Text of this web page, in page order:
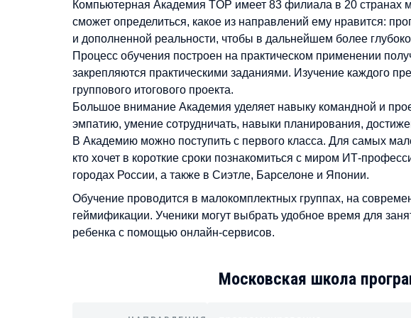
Компьютерная Академия TOP имеет 83 филиала в 20 странах
сможет определиться, какое из направлений ему нравится:
и дополненной реальности, чтобы в дальнейшем более глубоко
Процесс обучения построен на практическом применении
закрепляются практическими заданиями. Изучение каждого
группового итогового проекта.
Большое внимание Академия уделяет навыку командной и
эмпатию, умение сотрудничать, навыки планирования,
В Академию можно поступить с первого класса. Для самых
кто хочет в короткие сроки познакомиться с миром ИТ-
городах России, а также в Сиэтле, Барселоне и Японии.
Обучение проводится в малокомплектных группах, на
геймификации. Ученики могут выбрать удобное время для
ребенка с помощью онлайн-сервисов.
Московская школа